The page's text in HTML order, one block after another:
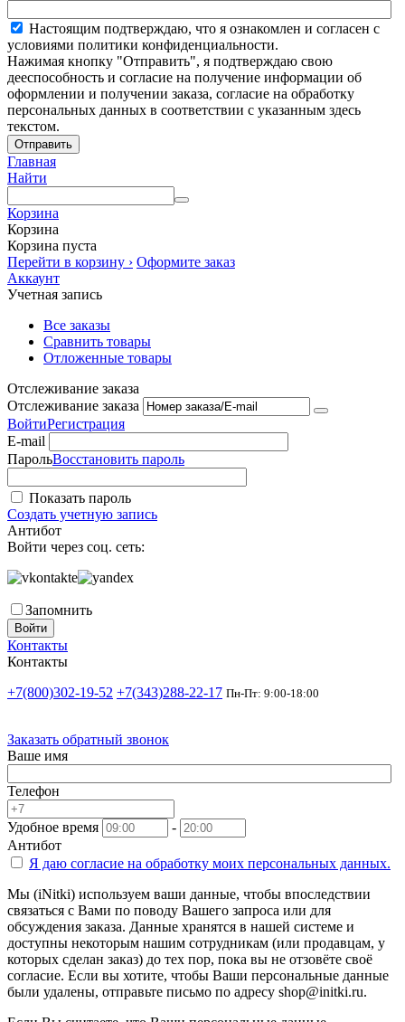
Настоящим подтверждаю, что я ознакомлен и согласен с
условиями политики конфиденциальности.
Нажимая кнопку "Отправить", я подтверждаю свою
дееспособность и согласие на получение информации об
оформлении и получении заказа, согласие на обработку
персональных данных в соответствии с указанным здесь
текстом.
Отправить
Главная
Найти
Корзина
Корзина
Корзина пуста
Перейти в корзину › Оформите заказ
Аккаунт
Учетная запись
Все заказы
Сравнить товары
Отложенные товары
Отслеживание заказа
Отслеживание заказа
ВойтиРегистрация
E-mail
ПарольВосстановить пароль
Показать пароль
Создать учетную запись
Антибот
Войти через соц. сеть:
Запомнить
Войти
Контакты
Контакты
+7(800)302-19-52 +7(343)288-22-17 Пн-Пт: 9:00-18:00
Заказать обратный звонок
Ваше имя
Телефон
Удобное время
-
Антибот
Я даю согласие на обработку моих персональных данных.
Мы (iNitki) используем ваши данные, чтобы впоследствии
связаться с Вами по поводу Вашего запроса или для
обсуждения заказа. Данные хранятся в нашей системе и
доступны некоторым нашим сотрудникам (или продавцам, у
которых сделан заказ) до тех пор, пока вы не отзовёте своё
согласие. Если вы хотите, чтобы Ваши персональные данные
были удалены, отправьте письмо по адресу shop@initki.ru.